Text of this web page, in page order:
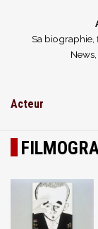
Sa biographie,
Acteur